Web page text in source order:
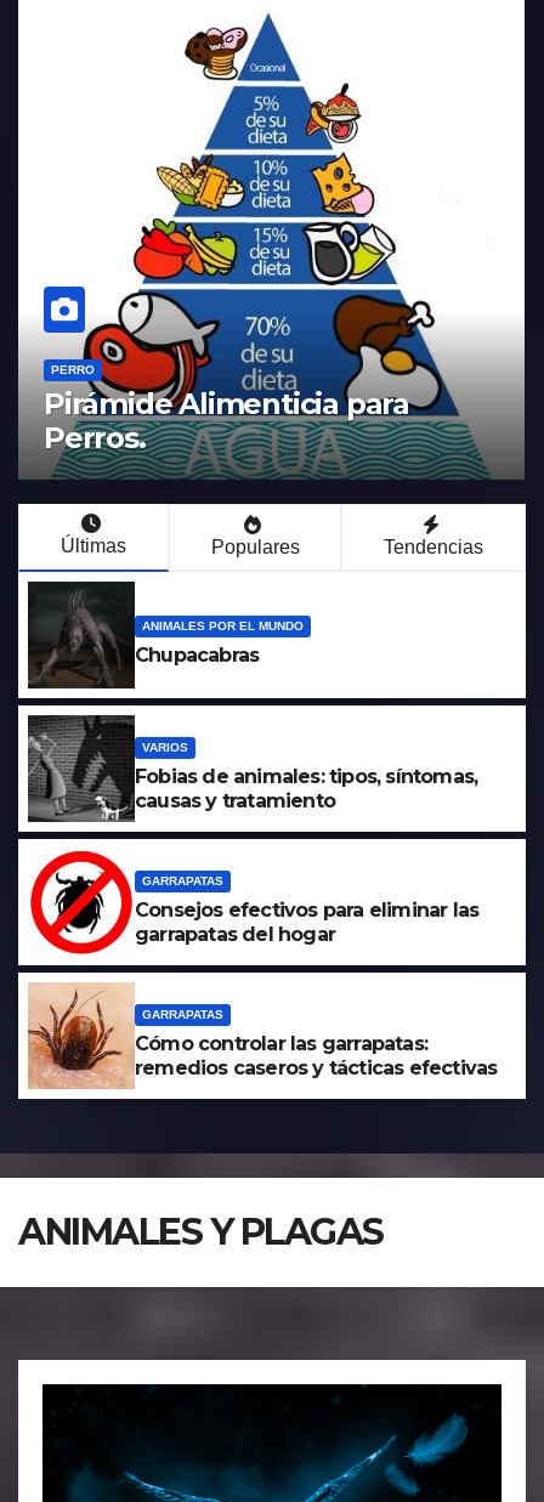
PERRO
Alimento para perros: Todo
que necesitas saber para
dieta saludable
Últimas Populares Tendencias
ANIMALES POR EL MUNDO
Chupacabras
VARIOS
Fobias de animales: tipos, síntomas,
causas y tratamiento
GARRAPATAS
Consejos efectivos para eliminar las
garrapatas del hogar
GARRAPATAS
Cómo controlar las garrapatas:
remedios caseros y tácticas efectivas
ANIMALES Y PLAGAS